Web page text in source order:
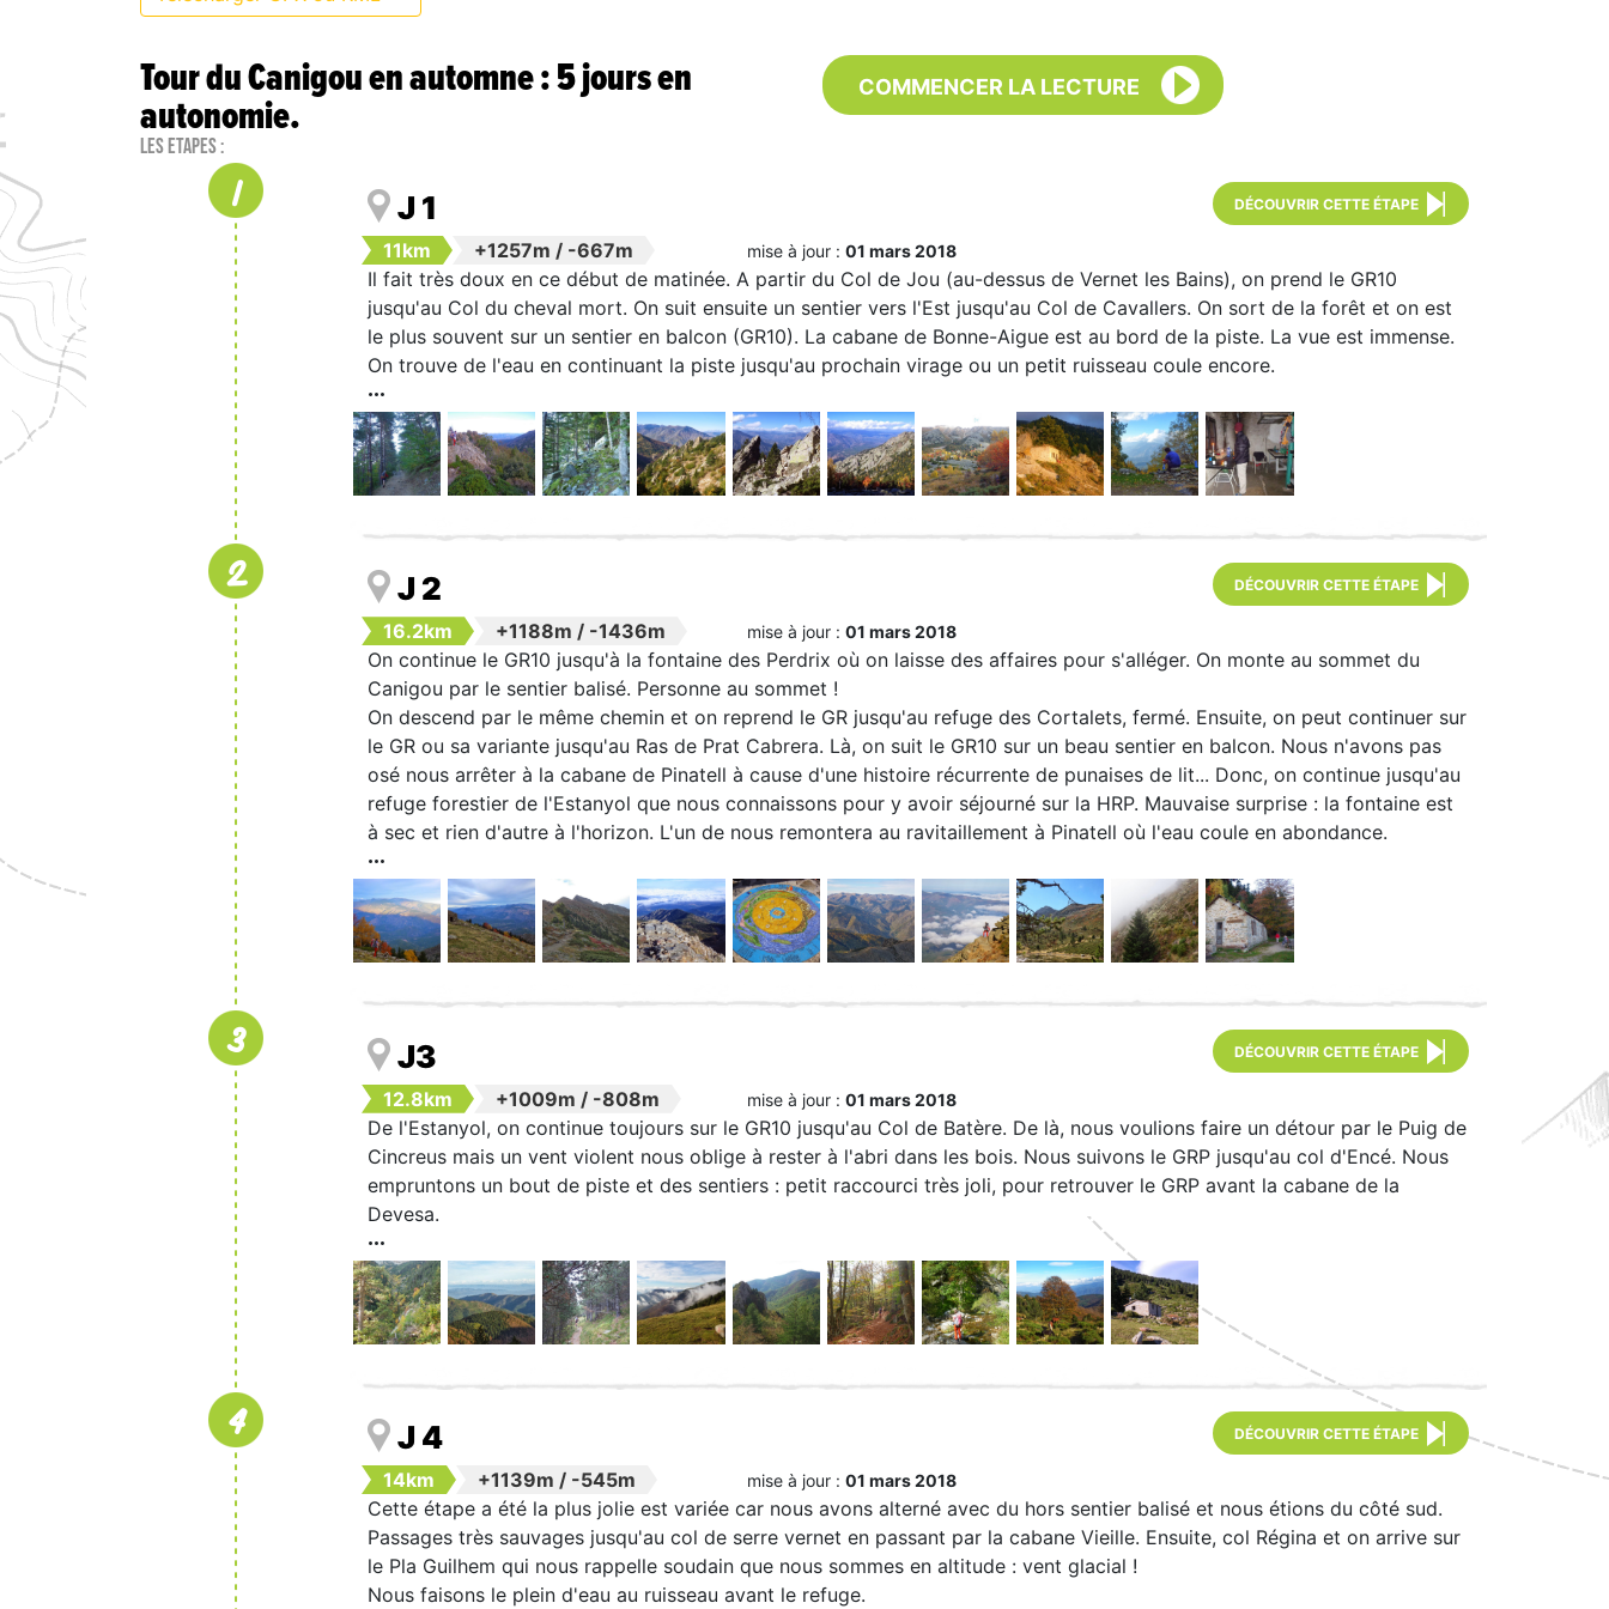
Tour du Canigou en automne : 5 jours en
autonomie.
Les étapes :
COMMENCER LA LECTURE
1 J 1 DÉCOUVRIR CETTE ÉTAPE
11km +1257m / -667m mise à jour : 01 mars 2018
Il fait très doux en ce début de matinée. A partir du Col de Jou (au-dessus de Vernet les Bains), on prend le GR10
jusqu'au Col du cheval mort. On suit ensuite un sentier vers l'Est jusqu'au Col de Cavallers. On sort de la forêt et on est
le plus souvent sur un sentier en balcon (GR10). La cabane de Bonne-Aigue est au bord de la piste. La vue est immense.
On trouve de l'eau en continuant la piste jusqu'au prochain virage ou un petit ruisseau coule encore.
2 J 2 DÉCOUVRIR CETTE ÉTAPE
16.2km +1188m / -1436m mise à jour : 01 mars 2018
On continue le GR10 jusqu'à la fontaine des Perdrix où on laisse des affaires pour s'alléger. On monte au sommet du
Canigou par le sentier balisé. Personne au sommet !
On descend par le même chemin et on reprend le GR jusqu'au refuge des Cortalets, fermé. Ensuite, on peut continuer sur
le GR ou sa variante jusqu'au Ras de Prat Cabrera. Là, on suit le GR10 sur un beau sentier en balcon. Nous n'avons pas
osé nous arrêter à la cabane de Pinatell à cause d'une histoire récurrente de punaises de lit... Donc, on continue jusqu'au
refuge forestier de l'Estanyol que nous connaissons pour y avoir séjourné sur la HRP. Mauvaise surprise : la fontaine est
à sec et rien d'autre à l'horizon. L'un de nous remontera au ravitaillement à Pinatell où l'eau coule en abondance.
3 J3 DÉCOUVRIR CETTE ÉTAPE
12.8km +1009m / -808m mise à jour : 01 mars 2018
De l'Estanyol, on continue toujours sur le GR10 jusqu'au Col de Batère. De là, nous voulions faire un détour par le Puig de
Cincreus mais un vent violent nous oblige à rester à l'abri dans les bois. Nous suivons le GRP jusqu'au col d'Encé. Nous
empruntons un bout de piste et des sentiers : petit raccourci très joli, pour retrouver le GRP avant la cabane de la
Devesa.
4 J 4 DÉCOUVRIR CETTE ÉTAPE
14km +1139m / -545m mise à jour : 01 mars 2018
Cette étape a été la plus jolie est variée car nous avons alterné avec du hors sentier balisé et nous étions du côté sud.
Passages très sauvages jusqu'au col de serre vernet en passant par la cabane Vieille. Ensuite, col Régina et on arrive sur
le Pla Guilhem qui nous rappelle soudain que nous sommes en altitude : vent glacial !
Nous faisons le plein d'eau au ruisseau avant le refuge.